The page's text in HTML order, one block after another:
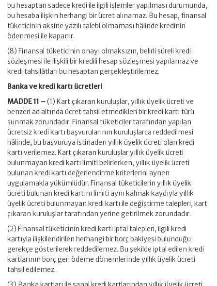
bu hesaptan sadece kredi ile ilgili işlemler yapılması durumunda,
bu hesaba ilişkin herhangi bir ücret alınamaz. Bu hesap, finansal
tüketicinin aksine yazılı talebi olmaması hâlinde kredinin
ödenmesi ile kapanır.
(8) Finansal tüketicinin onayı olmaksızın, belirli süreli kredi
sözleşmesi ile ilişkili bir kredili hesap sözleşmesi yapılamaz ve
kredi tahsilâtları bu hesaptan gerçekleştirilemez.
Banka ve kredi kartı ücretleri
MADDE 11 –(1) Kart çıkaran kuruluşlar, yıllık üyelik ücreti ve
benzeri ad altında ücret tahsil etmedikleri bir kredi kartı türü
sunmak zorundadır. Finansal tüketiciler tarafından yapılan
ücretsiz kredi kartı başvurularının kuruluşlarca reddedilmesi
hâlinde, bu başvuruya istinaden yıllık üyelik ücreti olan kredi
kartı verilemez. Kart çıkaran kuruluşlar yıllık üyelik ücreti
bulunmayan kredi kartı limiti belirlerken, yıllık üyelik ücreti
bulunan kredi kartı değerlendirme kriterlerini aynen
uygulamakla yükümlüdür. Finansal tüketicilerin yıllık üyelik
ücreti bulunan kredi kartını limiti aynı kalmak kaydıyla yıllık
üyelik ücreti bulunmayan kredi kartı ile değiştirme talepleri, kart
çıkaran kuruluşlar tarafından yerine getirilmek zorundadır.
(2) Finansal tüketicinin kredi kartı iptal talepleri, ilgili kredi
kartıyla ilişkilendirilen herhangi bir borç bakiyesi bulunduğu
gerekçe gösterilerek reddedilemez. Bu şekilde iptal edilen kredi
kartlarının borç geri ödeme dönemlerinde yıllık üyelik ücreti
tahsil edilemez.